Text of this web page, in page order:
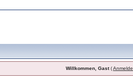
Willkommen, Gast(